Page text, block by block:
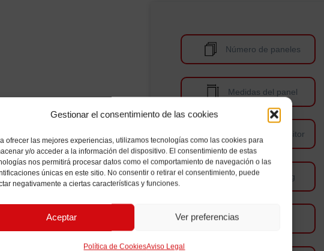
Gestionar el consentimiento de las cookies
ofrecer las mejores experiencias, utilizamos tecnologías como las cookies para
y/o acceder a la información del dispositivo. El consentimiento de estas
nos permitirá procesar datos como el comportamiento de navegación o las
únicas en este sitio. No consentir o retirar el consentimiento, puede
negativamente a ciertas características y funciones.
Aceptar Ver preferencias
Política de CookiesAviso Legal
Número de paneles
Medidas del panel
Medidas del expositor
Medidas Packing
Peso Packing